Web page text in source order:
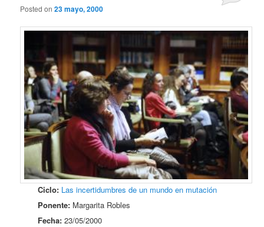
Posted on23 mayo, 2000
Ciclo: Las incertidumbres de un mundo en mutación
Ponente: Margarita Robles
Fecha: 23/05/2000